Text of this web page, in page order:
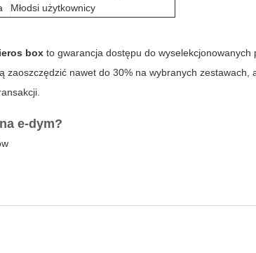
Młodsi użytkownicy
box to gwarancja dostępu do wyselekcjonowanych
nawet do 30% na wybranych zestawach,
na e-dym?